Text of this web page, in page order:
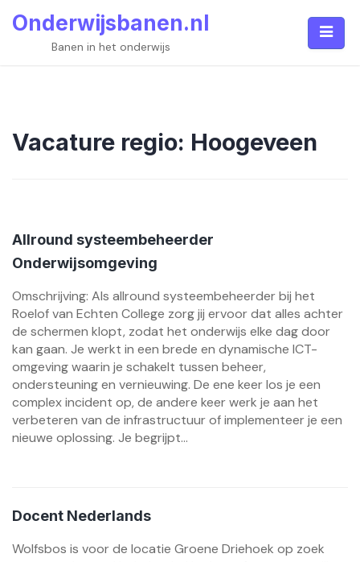
Onderwijsbanen.nl
Banen in het onderwijs
Vacature regio: Hoogeveen
Allround systeembeheerder
Onderwijsomgeving
Omschrijving: Als allround systeembeheerder bij het
Roelof van Echten College zorg jij ervoor dat alles achter
de schermen klopt, zodat het onderwijs elke dag door
kan gaan. Je werkt in een brede en dynamische ICT-
omgeving waarin je schakelt tussen beheer,
ondersteuning en vernieuwing. De ene keer los je een
complex incident op, de andere keer werk je aan het
verbeteren van de infrastructuur of implementeer je een
nieuwe oplossing. Je begrijpt...
Docent Nederlands
Wolfsbos is voor de locatie Groene Driehoek op zoek